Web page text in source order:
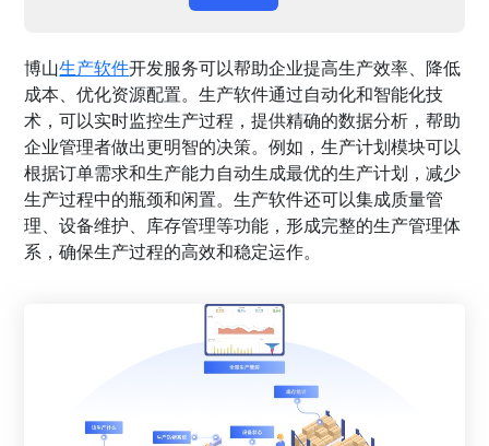
博山生产软件开发服务可以帮助企业提高生产效率、降低
成本、优化资源配置。生产软件通过自动化和智能化技
术，可以实时监控生产过程，提供精确的数据分析，帮助
企业管理者做出更明智的决策。例如，生产计划模块可以
根据订单需求和生产能力自动生成最优的生产计划，减少
生产过程中的瓶颈和闲置。生产软件还可以集成质量管
理、设备维护、库存管理等功能，形成完整的生产管理体
系，确保生产过程的高效和稳定运作。